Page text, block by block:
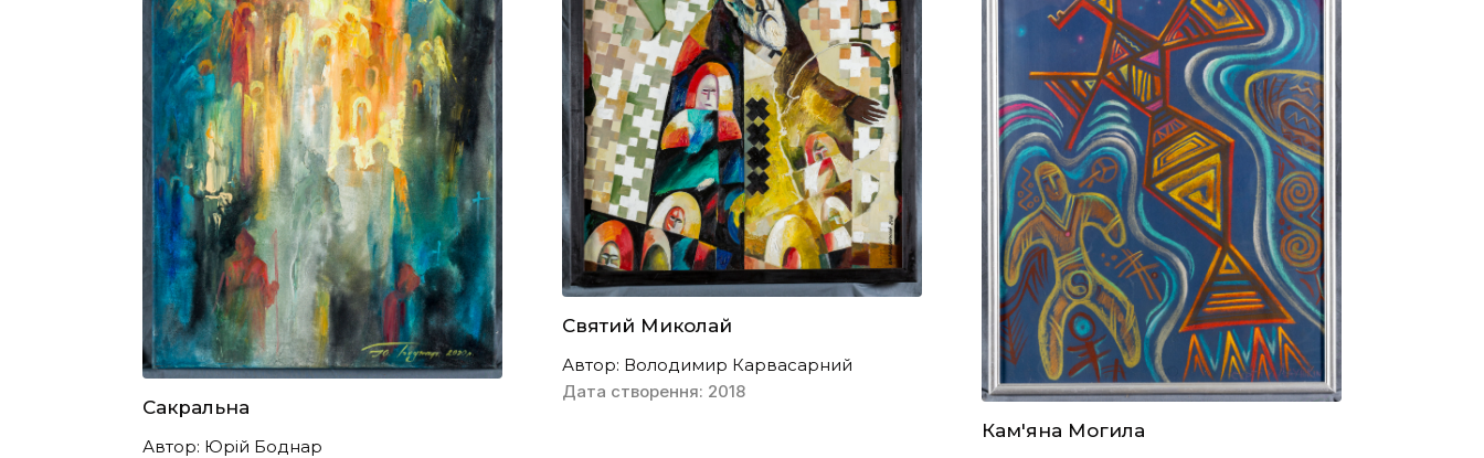
Сакральна
Автор: Юрій Боднар
Святий Миколай
Автор: Володимир Карвасарний
Дата створення: 2018
Кам'яна Могила